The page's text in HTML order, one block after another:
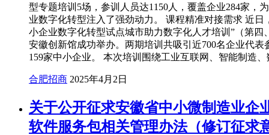
型专题培训5场，参训人员达1150人，覆盖企业284家，
业数字化转型注入了强劲动力。 课程精准对接需求 近日
小企业数字化转型试点城市助力数字化人才培训”（第四
安徽创新馆成功举办。两期培训共吸引近700名企业代表
159家中小企业。 本次培训围绕工业互联网、智能制造
合肥招商 2025年4月2日
关于公开征求安徽省中小微制造业企
软件服务包相关管理办法（修订征求